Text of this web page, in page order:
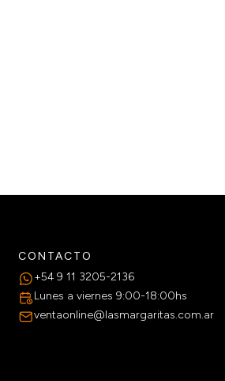
CONTACTO
+54 9 11 3205-2136
Lunes a viernes 9:00-18:00hs
ventaonline@lasmargaritas.com.ar